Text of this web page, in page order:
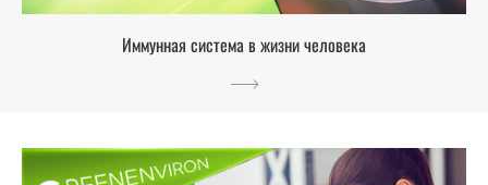
Иммунная система в жизни человека